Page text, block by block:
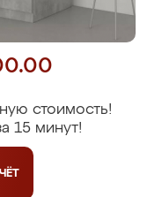
стоимость!
15 минут!